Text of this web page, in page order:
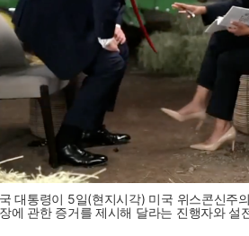
대통령이 5일(현지시각) 미국 위스콘신주
에 관한 증거를 제시해 달라는 진행자와 설